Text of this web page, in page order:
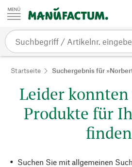
Zum Inhalt springen
Startseite Suchergebnis für
Leider
Produkte für
finden
Suchen Sie mit allgemeinen